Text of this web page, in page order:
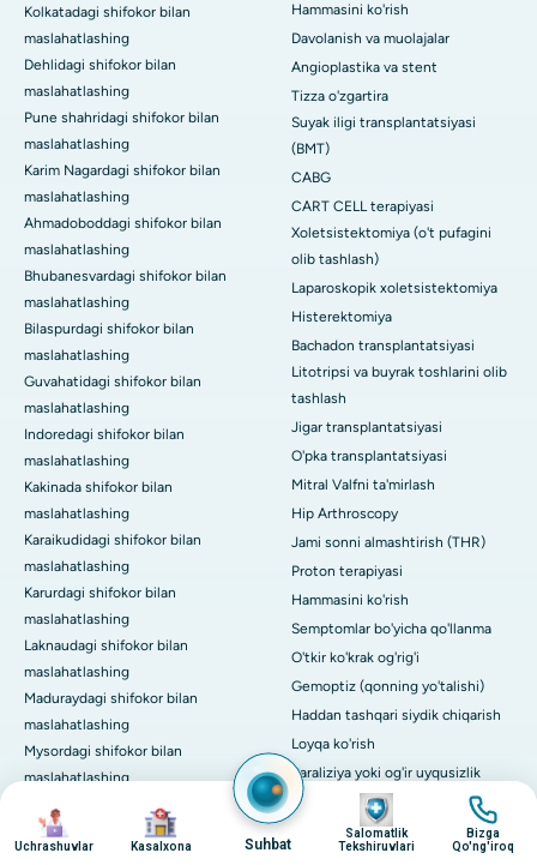
surat
Uchrashuvlar
surat
Kasalxona Suhbat
surat
Salomatlik
Tekshiruvlari
surat
Bizga
Qo'ng'iroq
Kolkatadagi shifokor bilan
maslahatlashing
Dehlidagi shifokor bilan
maslahatlashing
Pune shahridagi shifokor bilan
maslahatlashing
Karim Nagardagi shifokor bilan
maslahatlashing
Ahmadoboddagi shifokor bilan
maslahatlashing
Bhubanesvardagi shifokor bilan
maslahatlashing
Bilaspurdagi shifokor bilan
maslahatlashing
Guvahatidagi shifokor bilan
maslahatlashing
Indoredagi shifokor bilan
maslahatlashing
Kakinada shifokor bilan
maslahatlashing
Karaikudidagi shifokor bilan
maslahatlashing
Karurdagi shifokor bilan
maslahatlashing
Laknaudagi shifokor bilan
maslahatlashing
Maduraydagi shifokor bilan
maslahatlashing
Mysordagi shifokor bilan
maslahatlashing
Nashikdagi shifokor bilan
maslahatlashing
Hammasini ko'rish
Davolanish va muolajalar
Angioplastika va stent
Tizza o'zgartira
Suyak iligi transplantatsiyasi
(BMT)
CABG
CART CELL terapiyasi
Xoletsistektomiya (o't pufagini
olib tashlash)
Laparoskopik xoletsistektomiya
Histerektomiya
Bachadon transplantatsiyasi
Litotripsi va buyrak toshlarini olib
tashlash
Jigar transplantatsiyasi
O'pka transplantatsiyasi
Mitral Valfni ta'mirlash
Hip Arthroscopy
Jami sonni almashtirish (THR)
Proton terapiyasi
Hammasini ko'rish
Semptomlar bo'yicha qo'llanma
O'tkir ko'krak og'rig'i
Gemoptiz (qonning yo'talishi)
Haddan tashqari siydik chiqarish
Loyqa ko'rish
Paraliziya yoki og'ir uyqusizlik
Servikal limfadenopatiya
Esoforiya
Nevrologik belgilar bilan kuchli